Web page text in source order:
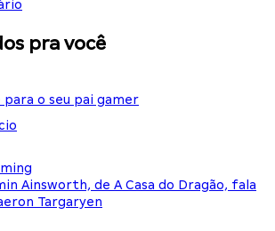
pra você
o seu pai gamer
Ainsworth, de A Casa do Dragão, fala
Targaryen